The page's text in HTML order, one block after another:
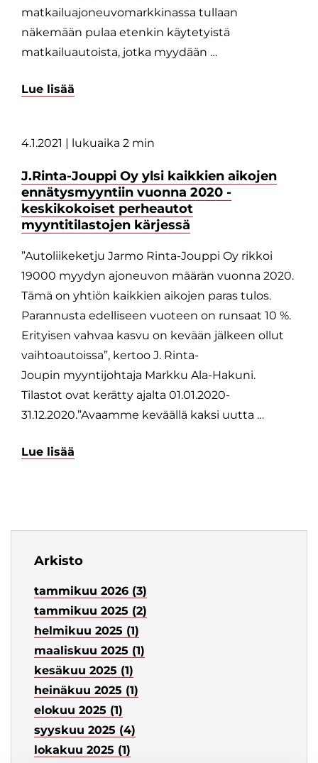
matkailuajoneuvomarkkinassa tullaan
näkemään pulaa etenkin käytetyistä
matkailuautoista, jotka myydään …
Lue lisää
4.1.2021 | lukuaika 2 min
J.Rinta-Jouppi Oy ylsi kaikkien aikojen
ennätysmyyntiin vuonna 2020 -
keskikokoiset perheautot
myyntitilastojen kärjessä
”Autoliikeketju Jarmo Rinta-Jouppi Oy rikkoi
19000 myydyn ajoneuvon määrän vuonna 2020.
Tämä on yhtiön kaikkien aikojen paras tulos.
Parannusta edelliseen vuoteen on runsaat 10 %.
Erityisen vahvaa kasvu on kevään jälkeen ollut
vaihtoautoissa”, kertoo J. Rinta-
Joupin myyntijohtaja Markku Ala-Hakuni.
Tilastot ovat kerätty ajalta 01.01.2020-
31.12.2020.”Avaamme keväällä kaksi uutta …
Lue lisää
Arkisto
tammikuu 2026 (3)
tammikuu 2025 (2)
helmikuu 2025 (1)
maaliskuu 2025 (1)
kesäkuu 2025 (1)
heinäkuu 2025 (1)
elokuu 2025 (1)
syyskuu 2025 (4)
lokakuu 2025 (1)